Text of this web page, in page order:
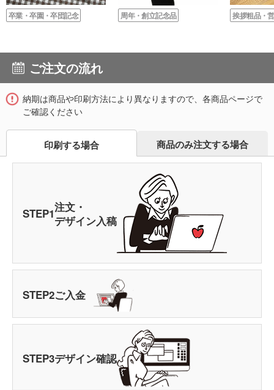
卒業・卒園・卒団記念 周年・創立記念品 挨拶粗品・
ご注文の流れ
納期は商品や印刷方法により異なりますので、各商品ページで
ご確認ください
印刷する場合 商品のみ注文する場合
STEP1注文・
デザイン入稿
STEP2ご入金
STEP3デザイン確認